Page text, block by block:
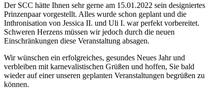
Der SCC hätte Ihnen sehr gerne am 15.01.2022 sein designiertes
Prinzenpaar vorgestellt. Alles wurde schon geplant und die
Inthronisation von Jessica II. und Uli I. war perfekt vorbereitet.
Schweren Herzens müssen wir jedoch durch die neuen
Einschränkungen diese Veranstaltung absagen.
Wir wünschen ein erfolgreiches, gesundes Neues Jahr und
verbleiben mit karnevalistischen Grüßen und hoffen, Sie bald
wieder auf einer unseren geplanten Veranstaltungen begrüßen zu
können.